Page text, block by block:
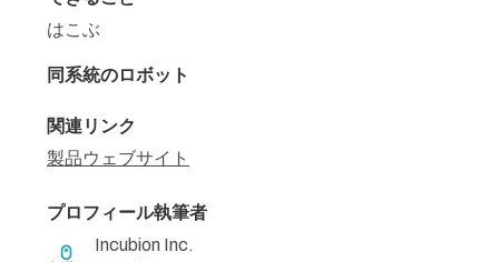
はこぶ
同系統のロボット
関連リンク
製品ウェブサイト
プロフィール執筆者
Incubion Inc.